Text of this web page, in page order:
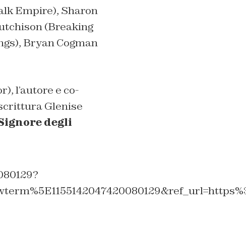
Empire), Sharon
(Breaking
), Bryan Cogman
), l’autore e co-
Glenise
degli